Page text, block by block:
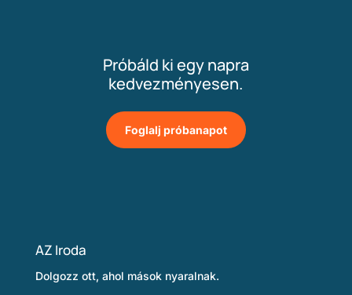
Próbáld ki egy napra
kedvezményesen.
Foglalj próbanapot
AZ Iroda
Dolgozz ott, ahol mások nyaralnak.